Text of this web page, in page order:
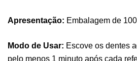
Apresentação: Embalagem de
Modo de Usar: Escove os dentes
pelo menos 1 minuto após cada
Pure Electrolytes
7,50€